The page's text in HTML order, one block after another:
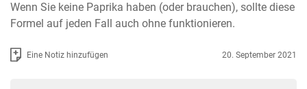
Wenn Sie keine Paprika haben (oder brauchen), sollte diese
Formel auf jeden Fall auch ohne funktionieren.
Eine Notiz hinzufügen 20. September 2021